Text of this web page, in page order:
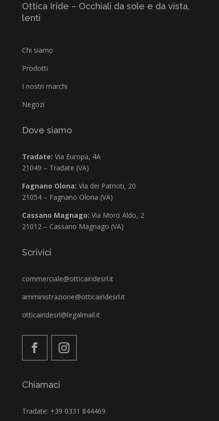
Ottica Iride – Occhiali da sole e da vista,
lenti
Chi siamo
Prodotti
I nostri marchi
Negozi
Dove siamo
Tradate: Via Europa, 4A
21049 – Tradate (VA)
Fagnano Olona: Via dei Patrioti, 20
21054 – Fagnano Olona (VA)
Cassano Magnago: Via Moro Aldo, 2
21012 – Cassano Magnago (VA)
Scrivici
commerciale@otticairidesrl.it
amministrazione@otticairidesrl.it
otticairidesrl@legalmail.it
Chiamaci
Tradate: +39 0331 844469